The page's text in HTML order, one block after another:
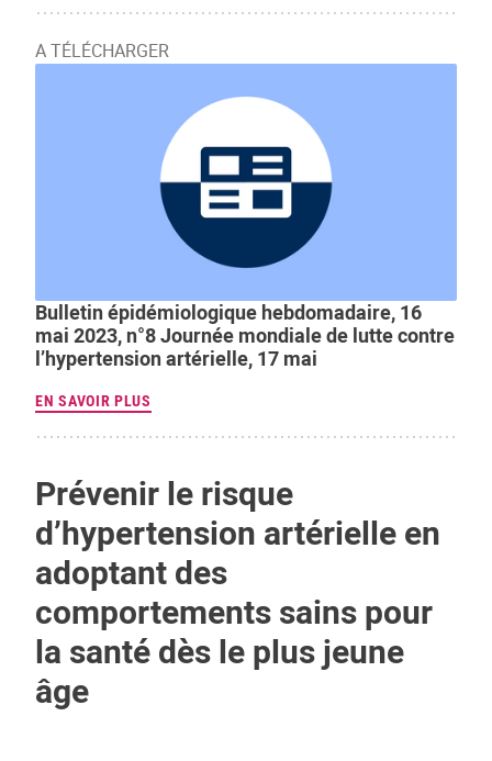
A TÉLÉCHARGER
Bulletin épidémiologique hebdomadaire, 16
mai 2023, n°8 Journée mondiale de lutte contre
l’hypertension artérielle, 17 mai
EN SAVOIR PLUS
Prévenir le risque
d’hypertension artérielle en
adoptant des
comportements sains pour
la santé dès le plus jeune
âge